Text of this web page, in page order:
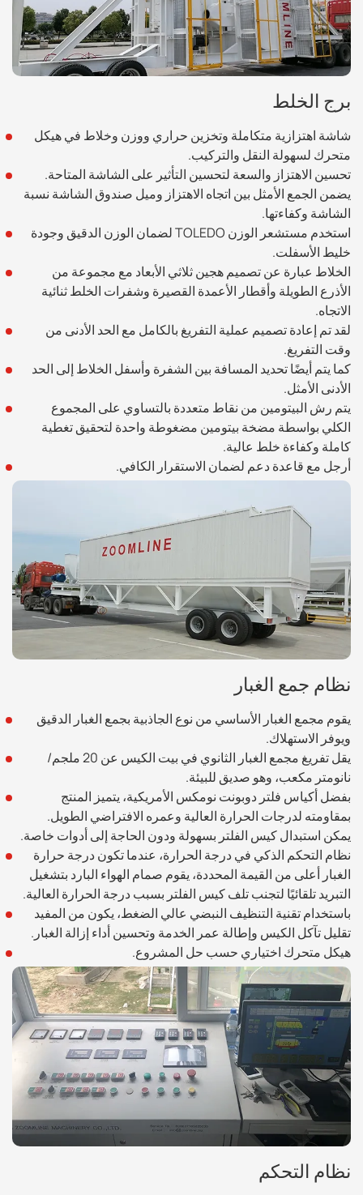
برج الخلط
شاشة اهتزازية متكاملة وتخزين حراري ووزن وخلاط في هيكل
متحرك لسهولة النقل والتركيب.
تحسين الاهتزاز والسعة لتحسين التأثير على الشاشة المتاحة.
يضمن الجمع الأمثل بين اتجاه الاهتزاز وميل صندوق الشاشة نسبة
الشاشة وكفاءتها.
استخدم مستشعر الوزن TOLEDO لضمان الوزن الدقيق وجودة
خليط الأسفلت.
الخلاط عبارة عن تصميم هجين ثلاثي الأبعاد مع مجموعة من
الأذرع الطويلة وأقطار الأعمدة القصيرة وشفرات الخلط ثنائية
الاتجاه.
لقد تم إعادة تصميم عملية التفريغ بالكامل مع الحد الأدنى من
وقت التفريغ.
كما يتم أيضًا تحديد المسافة بين الشفرة وأسفل الخلاط إلى الحد
الأدنى الأمثل.
يتم رش البيتومين من نقاط متعددة بالتساوي على المجموع
الكلي بواسطة مضخة بيتومين مضغوطة واحدة لتحقيق تغطية
كاملة وكفاءة خلط عالية.
أرجل مع قاعدة دعم لضمان الاستقرار الكافي.
نظام جمع الغبار
يقوم مجمع الغبار الأساسي من نوع الجاذبية بجمع الغبار الدقيق
ويوفر الاستهلاك.
يقل تفريغ مجمع الغبار الثانوي في بيت الكيس عن 20 ملجم/
نانومتر مكعب، وهو صديق للبيئة.
بفضل أكياس فلتر دوبونت نومكس الأمريكية، يتميز المنتج
بمقاومته لدرجات الحرارة العالية وعمره الافتراضي الطويل.
يمكن استبدال كيس الفلتر بسهولة ودون الحاجة إلى أدوات خاصة.
نظام التحكم الذكي في درجة الحرارة، عندما تكون درجة حرارة
الغبار أعلى من القيمة المحددة، يقوم صمام الهواء البارد بتشغيل
التبريد تلقائيًا لتجنب تلف كيس الفلتر بسبب درجة الحرارة العالية.
باستخدام تقنية التنظيف النبضي عالي الضغط، يكون من المفيد
تقليل تآكل الكيس وإطالة عمر الخدمة وتحسين أداء إزالة الغبار.
هيكل متحرك اختياري حسب حل المشروع.
نظام التحكم